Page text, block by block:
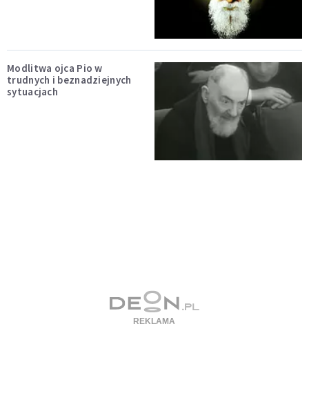
Modlitwa ojca Pio w
trudnych i beznadziejnych
sytuacjach